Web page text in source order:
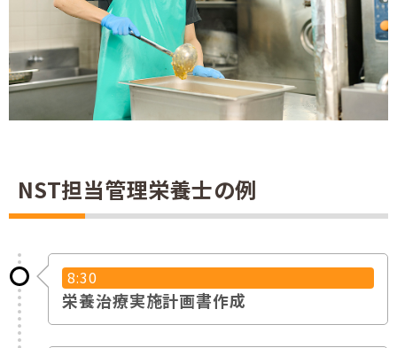
NST担当管理栄養士の例
8:30
栄養治療実施計画書作成